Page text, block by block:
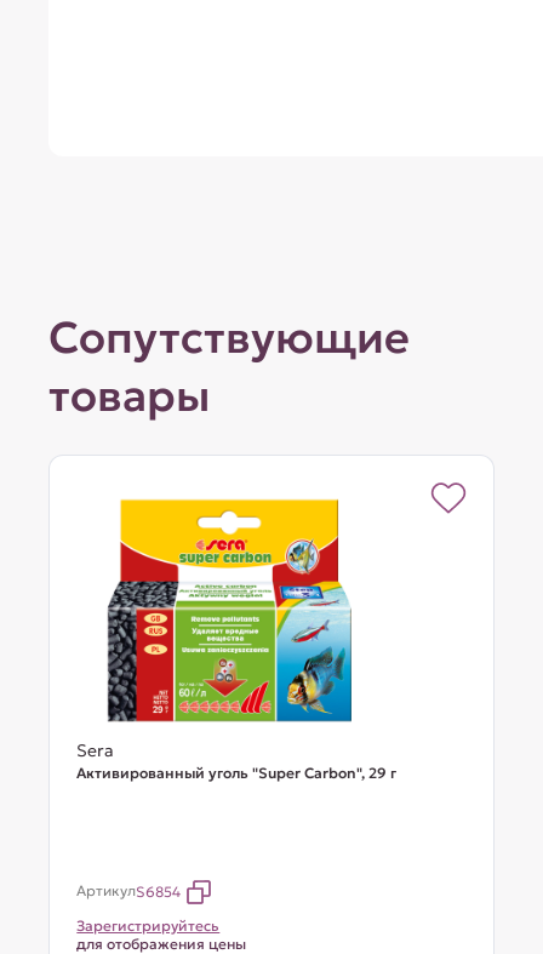
Сопутствующие
товары
Sera
Активированный уголь "Super Carbon", 29 г
АртикулS6854
Зарегистрируйтесь
для отображения цены